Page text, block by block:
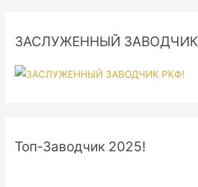
ЗАСЛУЖЕННЫЙ ЗАВОДЧИК
Топ-Заводчик 2025!